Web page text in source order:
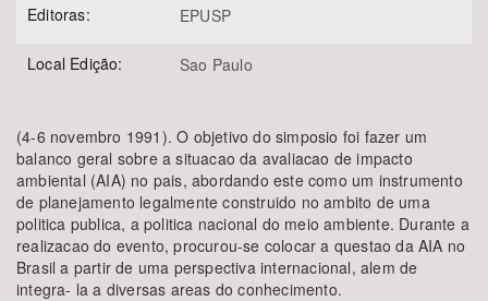
Editoras: EPUSP
Local Edição: Sao Paulo
(4-6 novembro 1991). O objetivo do simposio foi fazer um
balanco geral sobre a situacao da avaliacao de impacto
ambiental (AIA) no pais, abordando este como um instrumento
de planejamento legalmente construido no ambito de uma
politica publica, a politica nacional do meio ambiente. Durante a
realizacao do evento, procurou-se colocar a questao da AIA no
Brasil a partir de uma perspectiva internacional, alem de
integra- la a diversas areas do conhecimento.